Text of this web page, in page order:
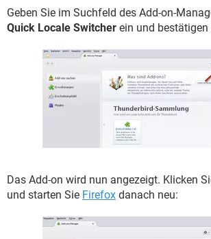
Geben Sie im Suchfeld des Add-on-
Quick Locale Switcher ein und
Das Add-on wird nun angezeigt. Klicken
und starten Sie Firefox danach neu: